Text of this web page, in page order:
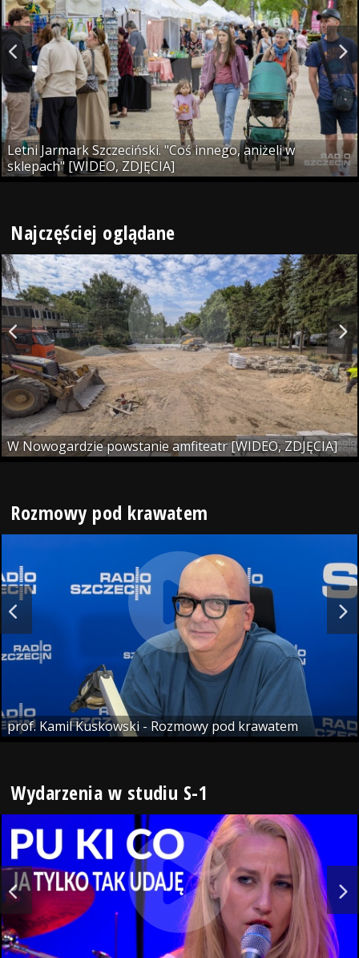
Letni Jarmark Szczeciński. "Coś innego, aniżeli w
sklepach" [WIDEO, ZDJĘCIA]
Najczęściej oglądane
W Nowogardzie powstanie amfiteatr [WIDEO, ZDJĘCIA]
Rozmowy pod krawatem
prof. Kamil Kuskowski - Rozmowy pod krawatem
Wydarzenia w studiu S-1